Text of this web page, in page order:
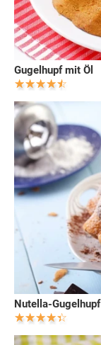
Gugelhupf mit Öl
Nutella-Gugelhupf